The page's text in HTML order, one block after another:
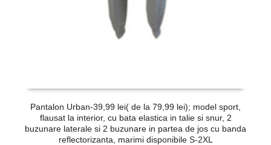
Pantalon Urban-39,99 lei( de la 79,99 lei); model sport,
flausat la interior, cu bata elastica in talie si snur, 2
buzunare laterale si 2 buzunare in partea de jos cu banda
reflectorizanta, marimi disponibile S-2XL